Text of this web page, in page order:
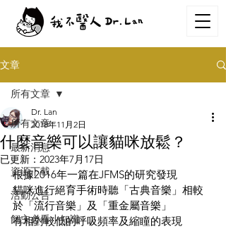
文章
所有文章
最新消息
資源下載
活動公告
飼主必看小知識
所有文章
什麼音樂可以讓貓咪放鬆？
Dr. Lan
2018年11月2日
已更新： 2023年7月17日
根據2016年一篇在JFMS的研究發現
貓咪進行絕育手術時聽「古典音樂」相較
於「流行音樂」及「重金屬音樂」
有相對較低的呼吸頻率及縮瞳的表現